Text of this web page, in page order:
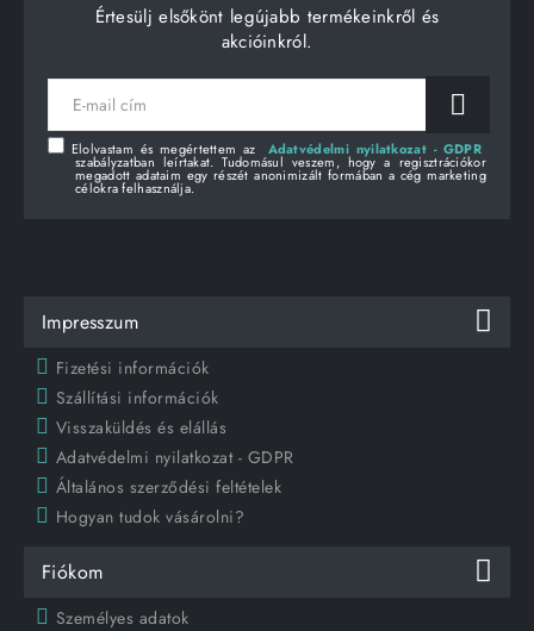
Értesülj elsőkönt legújabb termékeinkről és
akcióinkról.
E-
mail
Elolvastam és megértettem az Adatvédelmi nyilatkozat - GDPR
szabályzatban leírtakat. Tudomásul veszem, hogy a regisztrációkor
megadott adataim egy részét anonimizált formában a cég marketing
célokra felhasználja.
Impresszum
Fizetési információk
Szállítási információk
Visszaküldés és elállás
Adatvédelmi nyilatkozat - GDPR
Általános szerződési feltételek
Hogyan tudok vásárolni?
Fiókom
Személyes adatok